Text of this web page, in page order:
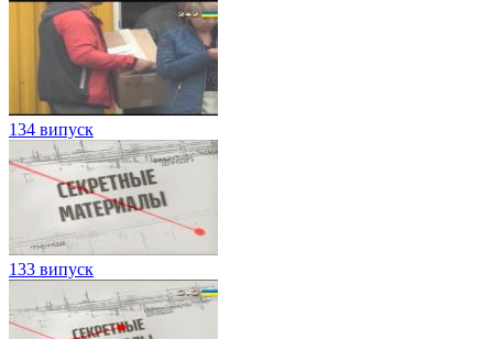
134 випуск
133 випуск